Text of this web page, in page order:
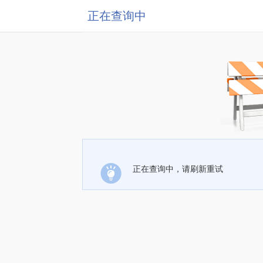
正在查询中
正在查询中，请刷新重试